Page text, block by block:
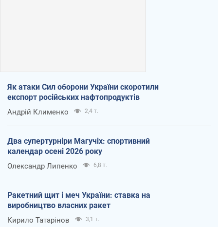
Як атаки Сил оборони України скоротили
експорт російських нафтопродуктів
Андрій Клименко 2,4 т.
Два супертурніри Магучіх: спортивний
календар осені 2026 року
Олександр Липенко 6,8 т.
Ракетний щит і меч України: ставка на
виробництво власних ракет
Кирило Татарінов 3,1 т.